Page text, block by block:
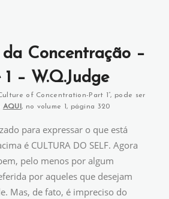
Concentração –
1 – W.Q.Judge
of Concentration-Part 1”, pode ser
AQUI , no volume 1, página 320
para expressar o que está
é CULTURA DO SELF. Agora
pelo menos por algum
por aqueles que desejam
Mas, de fato, é impreciso do